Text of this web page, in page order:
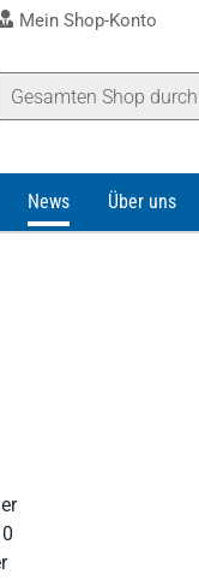
Mein Shop-Konto
News Über uns